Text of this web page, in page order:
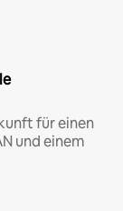
für einen
und einem